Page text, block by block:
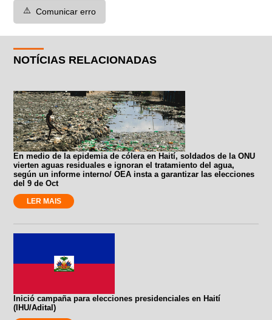
⚠️ Comunicar erro
NOTÍCIAS RELACIONADAS
En medio de la epidemia de cólera en Haití, soldados de la ONU
vierten aguas residuales e ignoran el tratamiento del agua,
según un informe interno/ OEA insta a garantizar las elecciones
del 9 de Oct
LER MAIS
Inició campaña para elecciones presidenciales en Haití
(IHU/Adital)